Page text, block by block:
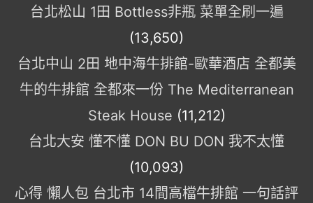
台北松山 1田 Bottless非瓶 菜單全刷一遍
(13,650)
台北中山 2田 地中海牛排館-歐華酒店 全都美
牛的牛排館 全都來一份 The Mediterranean
Steak House (11,212)
台北大安 懂不懂 DON BU DON 我不太懂
(10,093)
心得 懶人包 台北市 14間高檔牛排館 一句話評